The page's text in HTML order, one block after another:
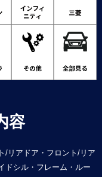
容
/リアドア・フロント/リア
ドシル・フレーム・ルー